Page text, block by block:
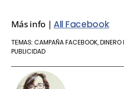
Más info |All Facebook
TEMAS:CAMPAÑA FACEBOOK,
PUBLICIDAD